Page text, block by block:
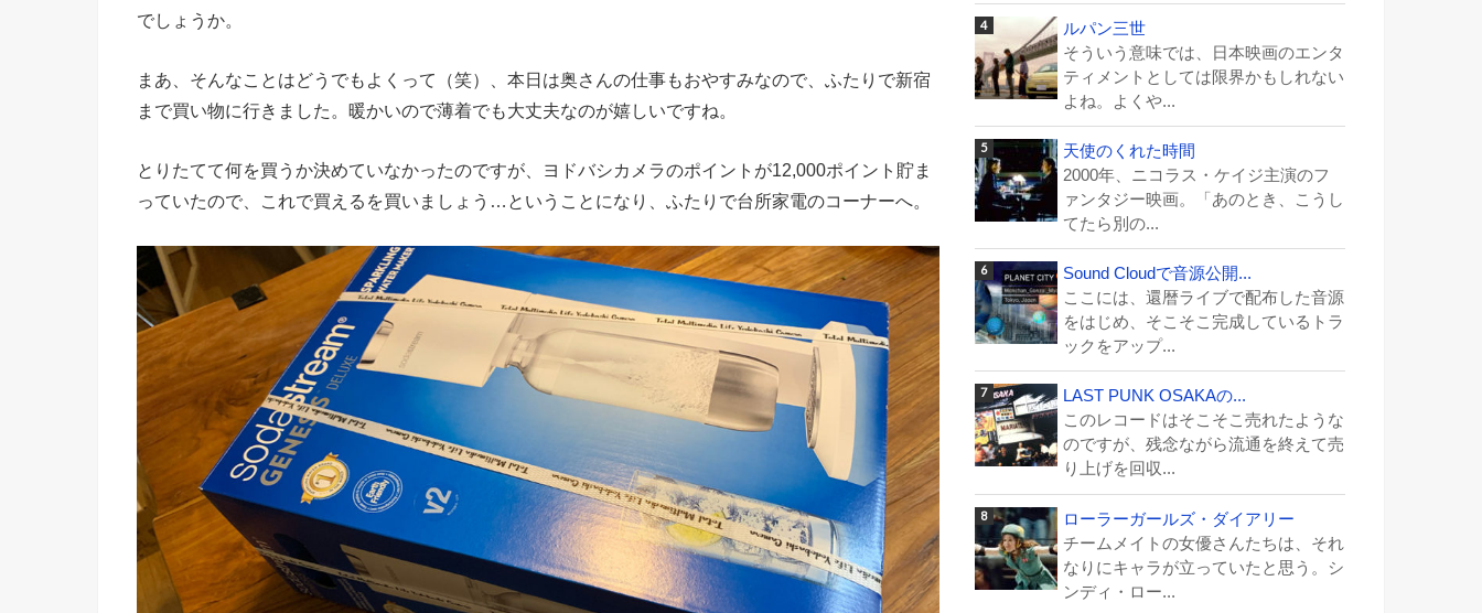
でしょうか。
まあ、そんなことはどうでもよくって（笑）、本日は奥さんの仕事もおやすみなので、ふたりで新宿
まで買い物に行きました。暖かいので薄着でも大丈夫なのが嬉しいですね。
とりたてて何を買うか決めていなかったのですが、ヨドバシカメラのポイントが12,000ポイント貯ま
っていたので、これで買えるを買いましょう…ということになり、ふたりで台所家電のコーナーへ。
ルパン三世
そういう意味では、日本映画のエンタ
ティメントとしては限界かもしれない
よね。よくや...
天使のくれた時間
2000年、ニコラス・ケイジ主演のフ
ァンタジー映画。「あのとき、こうし
てたら別の...
Sound Cloudで音源公開...
ここには、還暦ライブで配布した音源
をはじめ、そこそこ完成しているトラ
ックをアップ...
LAST PUNK OSAKAの...
このレコードはそこそこ売れたような
のですが、残念ながら流通を終えて売
り上げを回収...
ローラーガールズ・ダイアリー
チームメイトの女優さんたちは、それ
なりにキャラが立っていたと思う。シ
ンディ・ロー...